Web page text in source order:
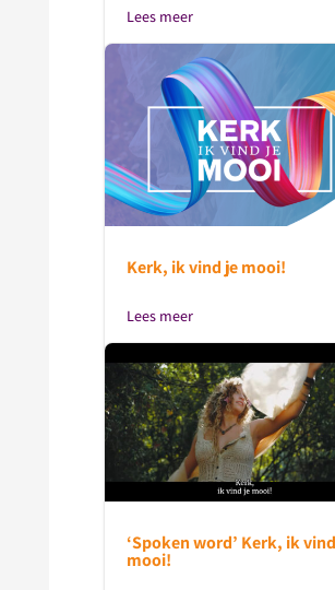
Lees meer
Kerk, ik vind je mooi!
Lees meer
‘Spoken word’ Kerk, ik
mooi!